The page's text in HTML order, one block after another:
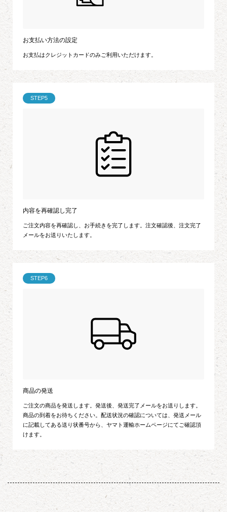
お支払い方法の設定
お支払はクレジットカードのみご利用いただけます。
STEP5
内容を再確認し完了
ご注文内容を再確認し、お手続きを完了します。注文確認後、注文完了
メールをお送りいたします。
STEP6
商品の発送
ご注文の商品を発送します。発送後、発送完了メールをお送りします。
商品の到着をお待ちください。配送状況の確認については、発送メール
に記載してある送り状番号から、ヤマト運輸ホームページにてご確認頂
けます。